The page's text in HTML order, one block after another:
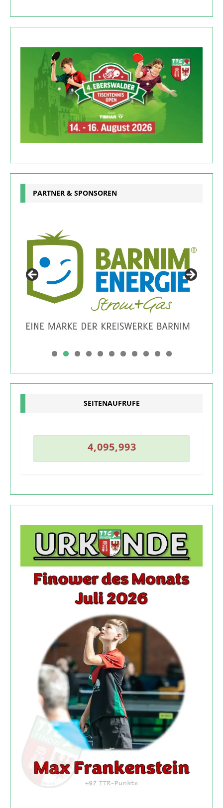
PARTNER & SPONSOREN
0 1
SEITENAUFRUFE
4
4
,
,
0
0
9
9
5
5
,
,
9
9
9
93
2